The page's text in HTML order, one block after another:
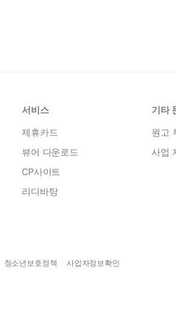
서비스
제휴카드
뷰어 다운로드
CP사이트
리디바탕
기타
원고
사업
청소년보호정책 사업자정보확인